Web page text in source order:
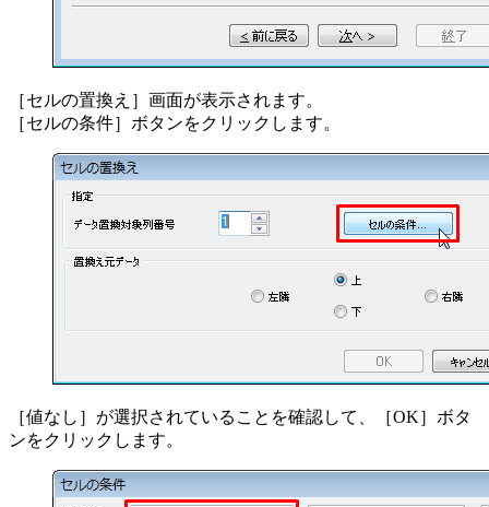
［セルの置換え］画面が表示されます。
［セルの条件］ボタンをクリックします。
［値なし］が選択されていることを確認して、［OK］ボタ
ンをクリックします。